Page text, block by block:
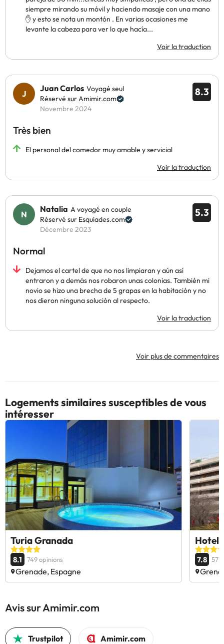
siempre mirando su móvil y haciendo masaje con una mano
✋️ y esto se nota un montón . En varias ocasiones me
levante la cabeza para ver lo que hacía...
Voir la traduction
8.3
Juan Carlos Voyagé seul
Réservé sur Amimir.com
Novembre 2024
Très bien
El personal del comedor muy amable y servicial
Voir la traduction
5.3
Natalia A voyagé en couple
Réservé sur Esquiades.com
Décembre 2023
Normal
Dejamos el cartel de que no nos limpiaran y aún así
entraron y a demás nos robaron unas colonias. También mi
novio se hizo una brecha de 5 grapas en la habitación y no
nos dieron ninguna solución al respecto.
Voir la traduction
Voir plus de commentaires
Logements similaires susceptibles de vous
intéresser
Turia Granada
8.1 749 opinions
Grenade, Espagne
Hotel
7.8 573
Avis sur Amimir.com
Trustpilot Amimir.com